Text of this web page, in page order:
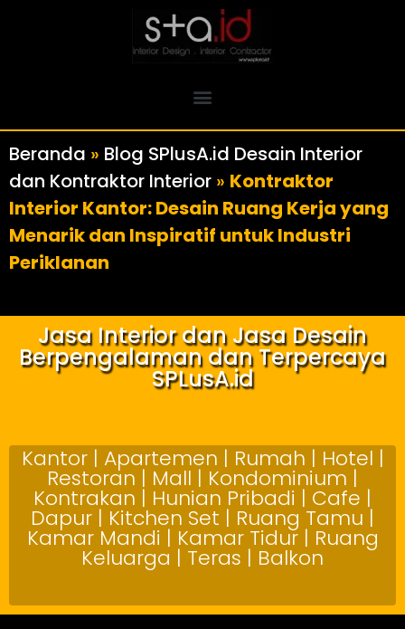
Beranda » Blog SPlusA.id Desain Interior
dan Kontraktor Interior » Kontraktor
Interior Kantor: Desain Ruang Kerja yang
Menarik dan Inspiratif untuk Industri
Periklanan
Jasa Interior dan Jasa Desain
Berpengalaman dan Terpercaya
SPLusA.id
Kantor | Apartemen | Rumah | Hotel |
Restoran | Mall | Kondominium |
Kontrakan | Hunian Pribadi | Cafe |
Dapur | Kitchen Set | Ruang Tamu |
Kamar Mandi | Kamar Tidur | Ruang
Keluarga | Teras | Balkon